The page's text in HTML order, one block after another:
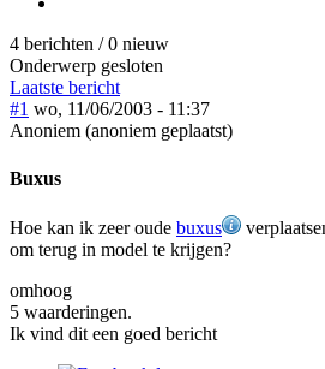
4 berichten / 0 nieuw
Onderwerp gesloten
Laatste bericht
#1 wo, 11/06/2003 - 11:37
Anoniem (anoniem geplaatst)
Buxus
Hoe kan ik zeer oude buxus
om terug in model te krijgen?
omhoog
5 waarderingen.
Ik vind dit een goed bericht